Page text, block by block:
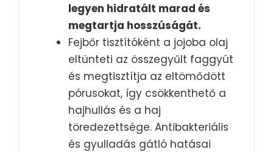
legyen hidratált marad és
megtartja hosszúságát.
Fejbőr tisztítóként a jojoba olaj
eltünteti az összegyűlt faggyút
és megtisztítja az eltömődött
pórusokat, így csökkenthető a
hajhullás és a haj
töredezettsége. Antibakteriális
és gyulladás gátló hatásai